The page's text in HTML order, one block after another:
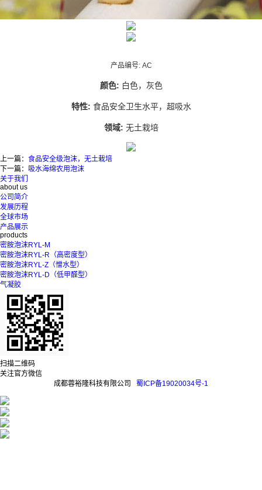
产品编号: AC
颜色: 白色，灰色
特性: 食品安全卫生水平，超吸水
领域: 无土栽培
上一篇： 食品安全级泡沫，无土栽培
下一篇： 吸水海绵农用泡沫
关于我们
about us
公司简介
发展历程
全球市场
产品展示
products
密胺泡沫RYL-M
密胺泡沫RYL-R（高密度型）
密胺泡沫RYL-Z（憎水型）
密胺泡沫RYL-D（低甲醛型）
气凝胶
扫描二维码
关注官方微信
成都蓉裕隆科技有限公司 蜀ICP备19020034号-1